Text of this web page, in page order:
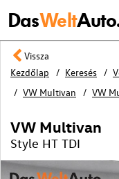
DasWelt
Vissza
Kezdőlap
Keresés
VW Multivan
VW
VW Multivan
Style HT TDI